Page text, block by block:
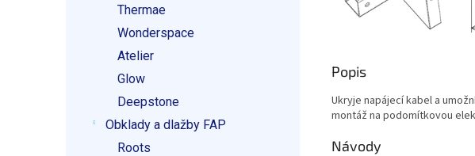
Thermae
Wonderspace
Atelier
Glow
Deepstone
Obklady a dlažby FAP
Roots
Popis
Ukryje napájecí kabel a
montáž na podomítkovou
Návody